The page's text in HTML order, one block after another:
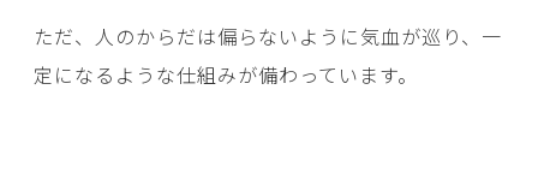
ただ、人のからだは偏らないように気血が巡り、一
定になるような仕組みが備わっています。